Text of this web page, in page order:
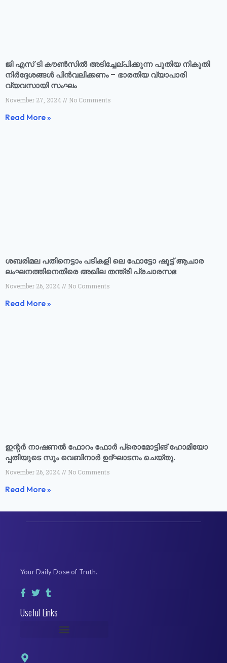
ജി എസ് ടി കൗൺസിൽ അടിച്ചേല്പിക്കുന്ന പുതിയ നികുതി
നിർദ്ദേശങ്ങൾ പിൻവലിക്കണം – ഭാരതിയ വ്യാപാരി
വ്യവസായി സംഘം
November 27, 2024 No Comments
Read More »
ശബരിമല പതിനെട്ടാം പടികളി ലെ ഫോട്ടോ ഷൂട്ട്‌ ആചാര
ലംഘനത്തിനെതിരെ അഖില തന്ത്രി പ്രചാരസഭ
November 26, 2024 No Comments
Read More »
ഇന്റർ നാഷണൽ ഫോറം ഫോർ പ്രൊമോട്ടിങ് ഹോമിയോ
പ്പതിയുടെ സൂം വെബിനാർ ഉദ്ഘാടനം ചെയ്തു.
November 26, 2024 No Comments
Read More »
Your Daily Dose of Truth.
Useful Links